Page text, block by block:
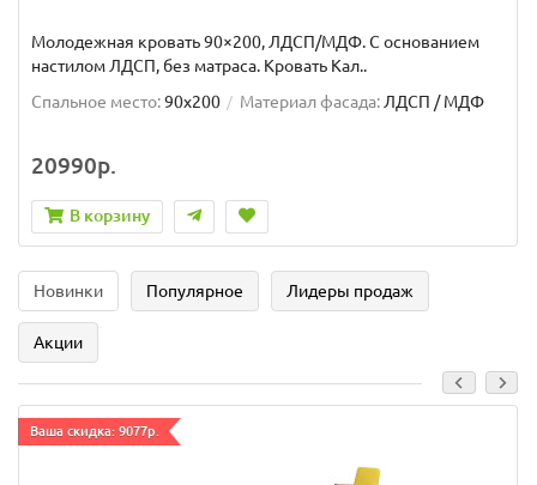
Молодежная кровать 90×200, ЛДСП/МДФ. С основанием
настилом ЛДСП, без матраса. Кровать Кал..
Спальное место:90x200 Материал фасада:ЛДСП / МДФ
20990р.
В корзину
Новинки Популярное Лидеры продаж
Акции
Ваша скидка: 9077р.